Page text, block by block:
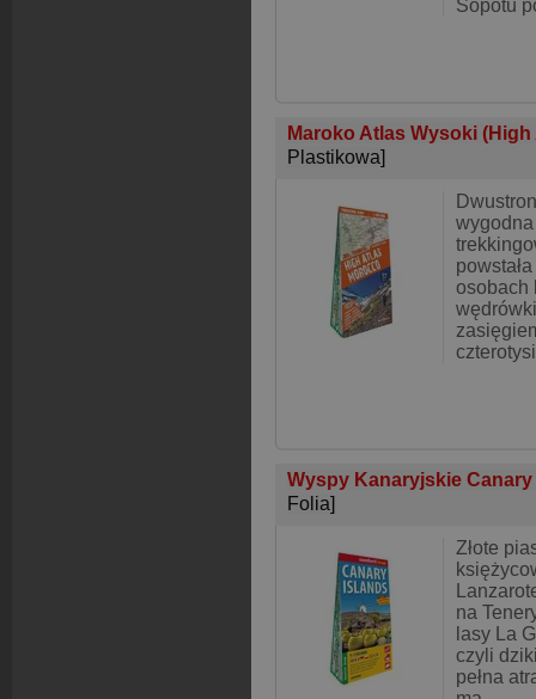
Sopotu
Maroko Atlas Wysoki
Plastikowa]
osobach
Wyspy Kanaryjskie
Folia]
Złote
na
lasy La
czyli
pełna